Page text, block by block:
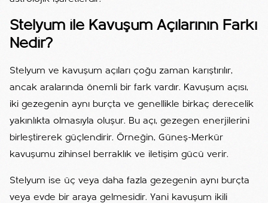
Stelyum ile Kavuşum Açılarının Farkı
Nedir?
Stelyum ve kavuşum açıları çoğu zaman karıştırılır,
ancak aralarında önemli bir fark vardır. Kavuşum açısı,
iki gezegenin aynı burçta ve genellikle birkaç derecelik
yakınlıkta olmasıyla oluşur. Bu açı, gezegen enerjilerini
birleştirerek güçlendirir. Örneğin, Güneş-Merkür
kavuşumu zihinsel berraklık ve iletişim gücü verir.
Stelyum ise üç veya daha fazla gezegenin aynı burçta
veya evde bir araya gelmesidir. Yani kavuşum ikili